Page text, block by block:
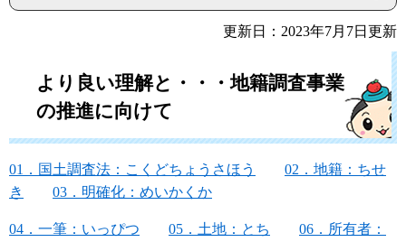
更新日：2023年7月7日更新
より良い理解と・・・地籍調査事業
の推進に向けて
01．国土調査法：こくどちょうさほう
02．地籍：ちせ
き
03．明確化：めいかくか
04．一筆：いっぴつ 05．土地：とち
06．所有者：